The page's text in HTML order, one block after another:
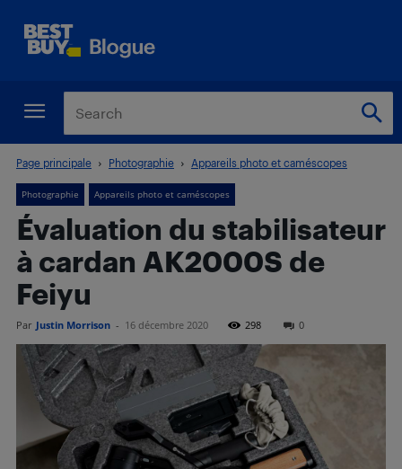
Page principale Photographie Appareils photo et caméscopes
Photographie Appareils photo et caméscopes
Évaluation du stabilisateur
à cardan AK2000S de
Feiyu
Par Justin Morrison - 16 décembre 2020 298 0